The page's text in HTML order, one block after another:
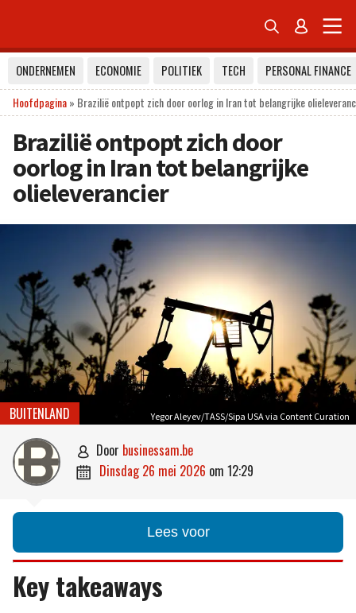
 
ONDERNEMEN ECONOMIE POLITIEK TECH
PERSONAL FINANCE
Hoofdpagina» Brazilië ontpopt zich door oorlog in Iran tot belangrijke
Brazilië ontpopt zich door
oorlog in Iran tot belangrijke
olieleverancier
Yegor Aleyev/TASS/Sipa USA via Content Curation
BUITENLAND
 door businessam.be
 dinsdag 26 mei 2026 om 12:29
Lees voor
Key takeaways